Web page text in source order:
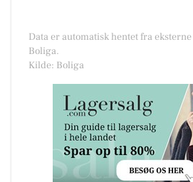
Data er automatisk hentet fra
Boliga.
Kilde: Boliga